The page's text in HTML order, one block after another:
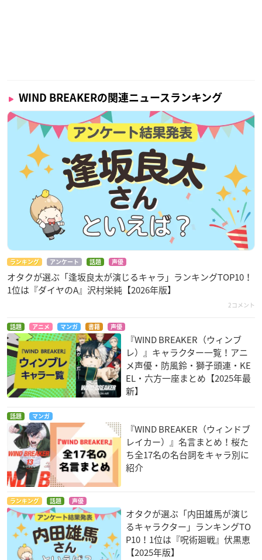
WIND BREAKERの関連ニュースランキング
ランキング アンケート 話題 声優
オタクが選ぶ「逢坂良太が演じるキャラ」ランキングTOP10！
1位は『ダイヤのA』沢村栄純【2026年版】
2コメント
話題 アニメ マンガ 書籍 声優
『WIND BREAKER（ウィンブ
レ）』キャラクター一覧！アニ
メ声優・防風鈴・獅子頭連・KE
EL・六方一座まとめ【2025年最
新】
話題 マンガ
『WIND BREAKER（ウィンドブ
レイカー）』名言まとめ！桜た
ち全17名の名台詞をキャラ別に
紹介
ランキング 話題 声優
オタクが選ぶ「内田雄馬が演じ
るキャラクター」ランキングTO
P10！1位は『呪術廻戦』伏黒恵
【2025年版】